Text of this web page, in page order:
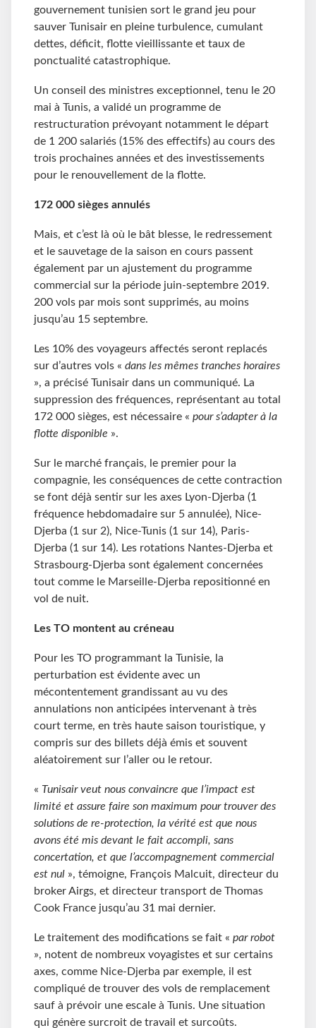
gouvernement tunisien sort le grand jeu pour
sauver Tunisair en pleine turbulence, cumulant
dettes, déficit, flotte vieillissante et taux de
ponctualité catastrophique.
Un conseil des ministres exceptionnel, tenu le 20
mai à Tunis, a validé un programme de
restructuration prévoyant notamment le départ
de 1 200 salariés (15% des effectifs) au cours des
trois prochaines années et des investissements
pour le renouvellement de la flotte.
172 000 sièges annulés
Mais, et c’est là où le bât blesse, le redressement
et le sauvetage de la saison en cours passent
également par un ajustement du programme
commercial sur la période juin-septembre 2019.
200 vols par mois sont supprimés, au moins
jusqu’au 15 septembre.
Les 10% des voyageurs affectés seront replacés
sur d’autres vols « dans les mêmes tranches horaires
», a précisé Tunisair dans un communiqué. La
suppression des fréquences, représentant au total
172 000 sièges, est nécessaire « pour s’adapter à la
flotte disponible ».
Sur le marché français, le premier pour la
compagnie, les conséquences de cette contraction
se font déjà sentir sur les axes Lyon-Djerba (1
fréquence hebdomadaire sur 5 annulée), Nice-
Djerba (1 sur 2), Nice-Tunis (1 sur 14), Paris-
Djerba (1 sur 14). Les rotations Nantes-Djerba et
Strasbourg-Djerba sont également concernées
tout comme le Marseille-Djerba repositionné en
vol de nuit.
Les TO montent au créneau
Pour les TO programmant la Tunisie, la
perturbation est évidente avec un
mécontentement grandissant au vu des
annulations non anticipées intervenant à très
court terme, en très haute saison touristique, y
compris sur des billets déjà émis et souvent
aléatoirement sur l’aller ou le retour.
« Tunisair veut nous convaincre que l’impact est
limité et assure faire son maximum pour trouver des
solutions de re-protection, la vérité est que nous
avons été mis devant le fait accompli, sans
concertation, et que l’accompagnement commercial
est nul », témoigne, François Malcuit, directeur du
broker Airgs, et directeur transport de Thomas
Cook France jusqu’au 31 mai dernier.
Le traitement des modifications se fait « par robot
», notent de nombreux voyagistes et sur certains
axes, comme Nice-Djerba par exemple, il est
compliqué de trouver des vols de remplacement
sauf à prévoir une escale à Tunis. Une situation
qui génère surcroit de travail et surcoûts.